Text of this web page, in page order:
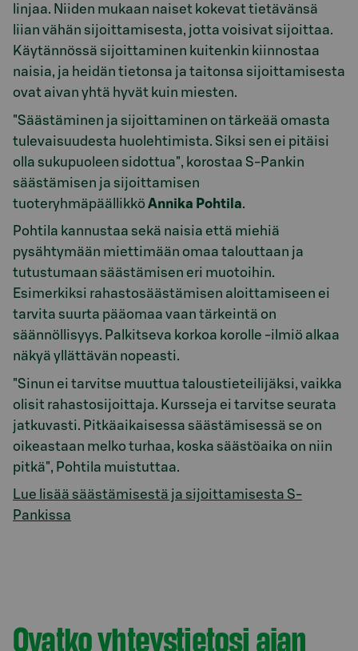
linjaa. Niiden mukaan naiset kokevat tietävänsä
liian vähän sijoittamisesta, jotta voisivat sijoittaa.
Käytännössä sijoittaminen kuitenkin kiinnostaa
naisia, ja heidän tietonsa ja taitonsa sijoittamisesta
ovat aivan yhtä hyvät kuin miesten.
"Säästäminen ja sijoittaminen on tärkeää omasta
tulevaisuudesta huolehtimista. Siksi sen ei pitäisi
olla sukupuoleen sidottua", korostaa S-Pankin
säästämisen ja sijoittamisen
tuoteryhmäpäällikkö Annika Pohtila.
Pohtila kannustaa sekä naisia että miehiä
pysähtymään miettimään omaa talouttaan ja
tutustumaan säästämisen eri muotoihin.
Esimerkiksi rahastosäästämisen aloittamiseen ei
tarvita suurta pääomaa vaan tärkeintä on
säännöllisyys. Palkitseva korkoa korolle -ilmiö alkaa
näkyä yllättävän nopeasti.
"Sinun ei tarvitse muuttua taloustieteilijäksi, vaikka
olisit rahastosijoittaja. Kursseja ei tarvitse seurata
jatkuvasti. Pitkäaikaisessa säästämisessä se on
oikeastaan melko turhaa, koska säästöaika on niin
pitkä", Pohtila muistuttaa.
Lue lisää säästämisestä ja sijoittamisesta S-
Pankissa
Ovatko yhteystietosi ajan